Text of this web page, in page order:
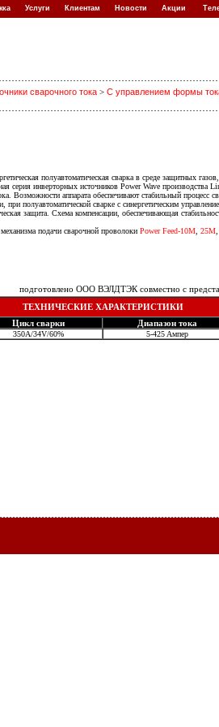
Услуги Клиентам Новости Акции
сварочного тока > С управлением формы
полуавтоматическая сварка в среде защитных
серия инверторных источников Power Wave производства
Возможности аппарата обеспечивают стабильный процесс
полуавтоматической сварке с синергетическим
защита. Схема компенсации, обеспечивающая
подачи сварочной проволоки Power Feed-10M 25M
подготовлено ООО ВЭЛДТЭК совместно с
ТЕХНИЧЕСКИЕ ХАРАКТЕРИСТИКИ
Цикл сварки Диапазон тока
350A/34V/60% 5-425 Aмпер